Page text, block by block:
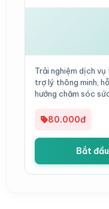
Trải nghiệm dịch
trợ lý thông minh,
hướng chăm sóc
80.000đ
Bắt